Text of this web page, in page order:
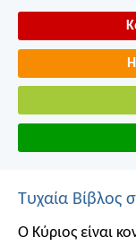
Τυχαία Βίβλος
Ο Κύριος είναι